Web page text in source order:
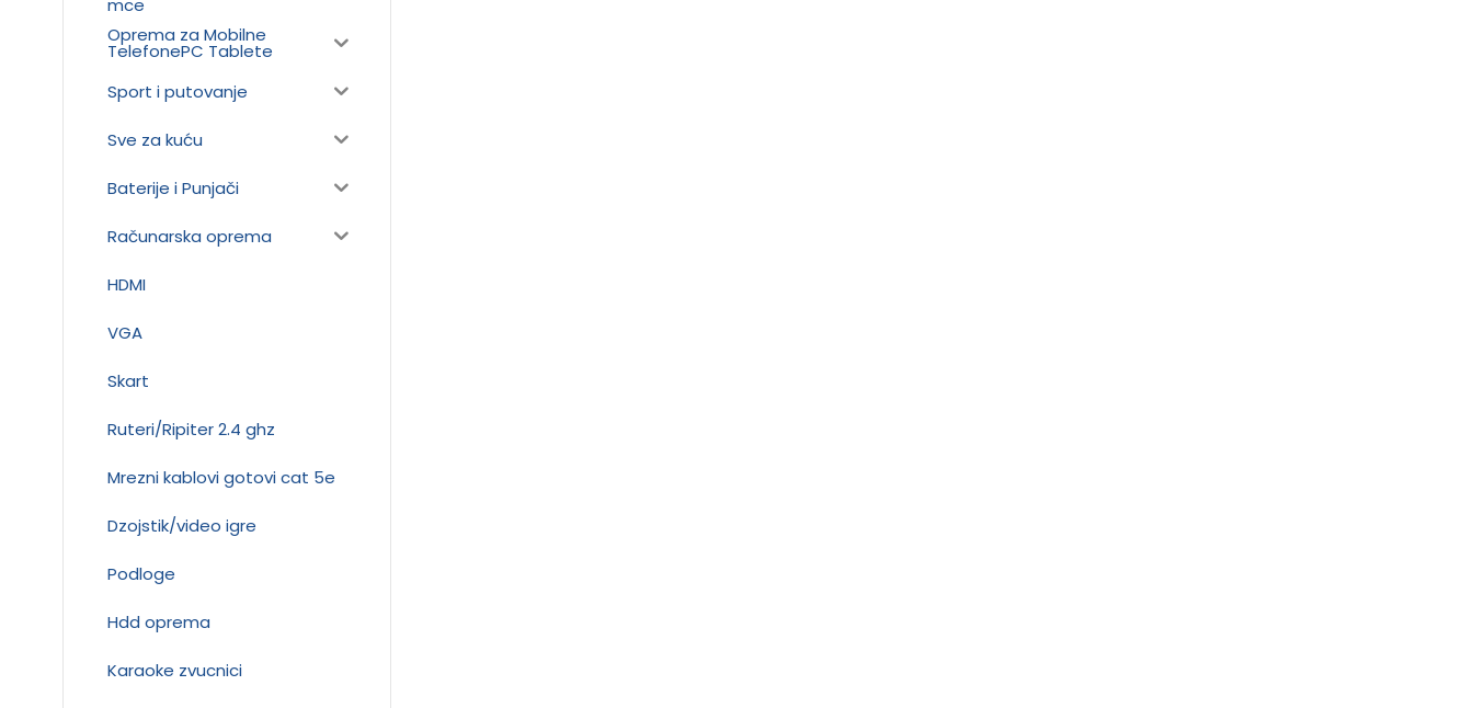
mce
Oprema za Mobilne
TelefonePC Tablete
Sport i putovanje
Sve za kuću
Baterije i Punjači
Računarska oprema
HDMI
VGA
Skart
Ruteri/Ripiter 2.4 ghz
Mrezni kablovi gotovi cat 5e
Dzojstik/video igre
Podloge
Hdd oprema
Karaoke zvucnici